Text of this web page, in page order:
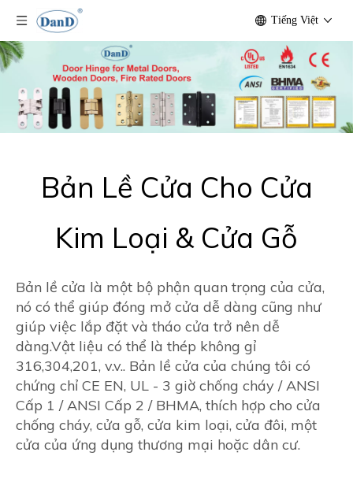
Tiếng Việt
Bản Lề Cửa Cho Cửa
Kim Loại & Cửa Gỗ
Bản lề cửa là một bộ phận quan trọng của cửa,
nó có thể giúp đóng mở cửa dễ dàng cũng như
giúp việc lắp đặt và tháo cửa trở nên dễ
dàng.Vật liệu có thể là thép không gỉ
316,304,201, v.v.. Bản lề cửa của chúng tôi có
chứng chỉ CE EN, UL - 3 giờ chống cháy / ANSI
Cấp 1 / ANSI Cấp 2 / BHMA, thích hợp cho cửa
chống cháy, cửa gỗ, cửa kim loại, cửa đôi, một
cửa của ứng dụng thương mại hoặc dân cư.